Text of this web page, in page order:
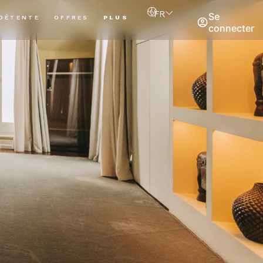
OFFRES PLUS FR
Se
connecter